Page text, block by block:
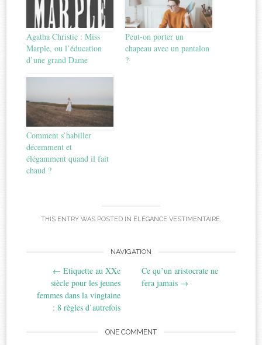
Agatha Christie : Miss
Marple, ou l’éducation
d’une grand Dame
Peut-on porter un
chapeau avec un pantalon
?
Comment s’habiller
décemment et
élégamment quand il fait
chaud ?
THIS ENTRY WAS POSTED IN ÉLÉGANCE VESTIMENTAIRE.
navigation
NAVIGATION
← Etiquette au XXe
siècle pour les jeunes
femmes dans la vingtaine
: 8 règles d’autrefois
Ce qu’un aristocrate ne
fera jamais →
ONE COMMENT